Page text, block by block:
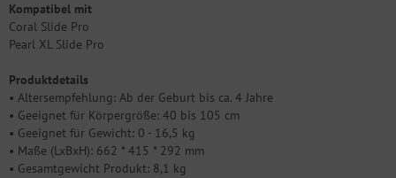
Kompatibel mit
Coral Slide Pro
Pearl XL Slide Pro
Produktdetails
• Altersempfehlung: Ab der Geburt bis ca. 4 Jahre
• Geeignet für Körpergröße: 40 bis 105 cm
• Geeignet für Gewicht: 0 - 16,5 kg
• Maße (LxBxH): 662 * 415 * 292 mm
• Gesamtgewicht Produkt: 8,1 kg